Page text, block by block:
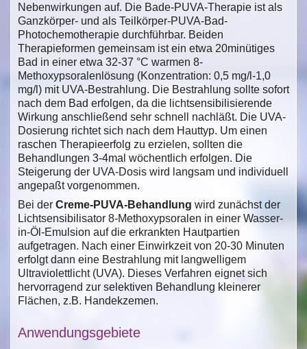
Nebenwirkungen auf. Die Bade-PUVA-Therapie ist als
Ganzkörper- und als Teilkörper-PUVA-Bad-
Photochemotherapie durchführbar. Beiden
Therapieformen gemeinsam ist ein etwa 20minütiges
Bad in einer etwa 32-37 °C warmen 8-
Methoxypsoralenlösung (Konzentration: 0,5 mg/l-1,0
mg/l) mit UVA-Bestrahlung. Die Bestrahlung sollte sofort
nach dem Bad erfolgen, da die lichtsensibilisierende
Wirkung anschließend sehr schnell nachläßt. Die UVA-
Dosierung richtet sich nach dem Hauttyp. Um einen
raschen Therapieerfolg zu erzielen, sollten die
Behandlungen 3-4mal wöchentlich erfolgen. Die
Steigerung der UVA-Dosis wird langsam und individuell
angepaßt vorgenommen.
Bei der Creme-PUVA-Behandlung wird zunächst der
Lichtsensibilisator 8-Methoxypsoralen in einer Wasser-
in-Öl-Emulsion auf die erkrankten Hautpartien
aufgetragen. Nach einer Einwirkzeit von 20-30 Minuten
erfolgt dann eine Bestrahlung mit langwelligem
Ultraviolettlicht (UVA). Dieses Verfahren eignet sich
hervorragend zur selektiven Behandlung kleinerer
Flächen, z.B. Handekzemen.
Anwendungsgebiete